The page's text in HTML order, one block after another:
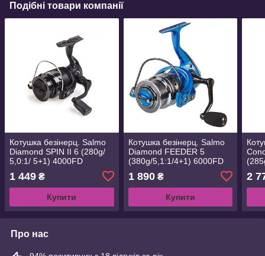
Подібні товари компанії
Котушка безінерц. Salmo
Diamond SPIN II 6 (280g/
5,0:1/ 5+1) 4000FD
1 449 ₴
Купити
Котушка безінерц. Salmo
Diamond FEEDER 5
(380g/5,1:1/4+1) 6000FD
1 890₴
Купити
2
Про нас